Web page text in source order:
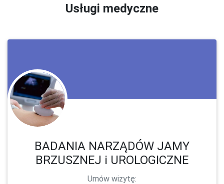
Usługi medyczne
BADANIA NARZĄDÓW JAMY
BRZUSZNEJ i UROLOGICZNE
Umów wizytę: